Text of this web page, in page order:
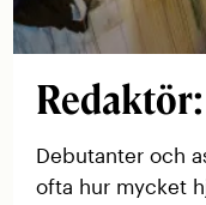
Debutanter och
ofta hur mycket